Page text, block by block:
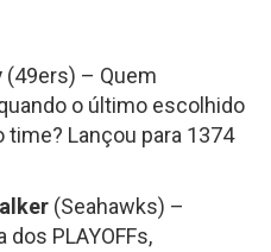
(49ers) – Quem
o último escolhido
time? Lançou para 1374
(Seahawks) –
PLAYOFFs,